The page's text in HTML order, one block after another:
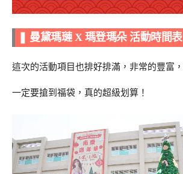
❚ 曼黛瑪璉 X 瑪登瑪朵 活動時間表
這次的活動項目也排好排滿，非常的豐富，
一定要搶到福袋，真的超級划算！